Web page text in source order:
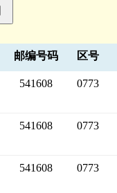
邮编号码 区号
541608 0773
541608 0773
541608 0773